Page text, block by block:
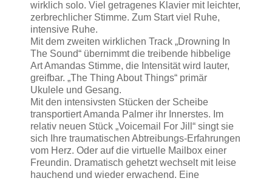
wirklich solo. Viel getragenes Klavier mit leichter,
zerbrechlicher Stimme. Zum Start viel Ruhe,
intensive Ruhe.
Mit dem zweiten wirklichen Track „Drowning In
The Sound“ übernimmt die treibende hibbelige
Art Amandas Stimme, die Intensität wird lauter,
greifbar. „The Thing About Things“ primär
Ukulele und Gesang.
Mit den intensivsten Stücken der Scheibe
transportiert Amanda Palmer ihr Innerstes. Im
relativ neuen Stück „Voicemail For Jill“ singt sie
sich Ihre traumatischen Abtreibungs-Erfahrungen
vom Herz. Oder auf die virtuelle Mailbox einer
Freundin. Dramatisch gehetzt wechselt mit leise
hauchend und wieder erwachend. Eine